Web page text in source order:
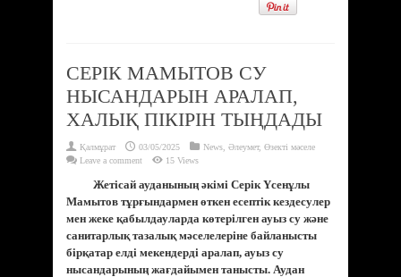
СЕРІК МАМЫТОВ СУ
НЫСАНДАРЫН АРАЛАП,
ХАЛЫҚ ПІКІРІН ТЫҢДАДЫ
Қалмұрат 03/05/2025 News Әлеумет, Өзекті мәселе
Leave a comment
15 Views
Жетісай ауданының әкімі Серік Үсенұлы
Мамытов тұрғындармен өткен есептік кездесулер
мен жеке қабылдауларда көтерілген ауыз су және
санитарлық тазалық мәселелеріне байланысты
бірқатар елді мекендерді аралап, ауыз су
нысандарының жағдайымен танысты. Аудан